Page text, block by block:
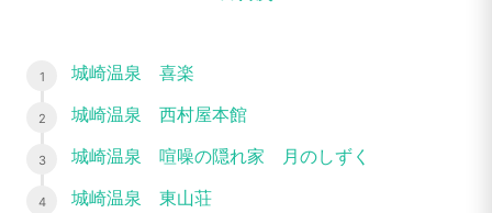
城崎温泉 喜楽
城崎温泉 西村屋本館
城崎温泉 喧噪の隠れ家 月のしずく
城崎温泉 東山荘